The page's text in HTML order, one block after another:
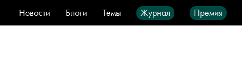
Новости Блоги Темы Журнал Премия
Стиль
Видео Город IT-продукты